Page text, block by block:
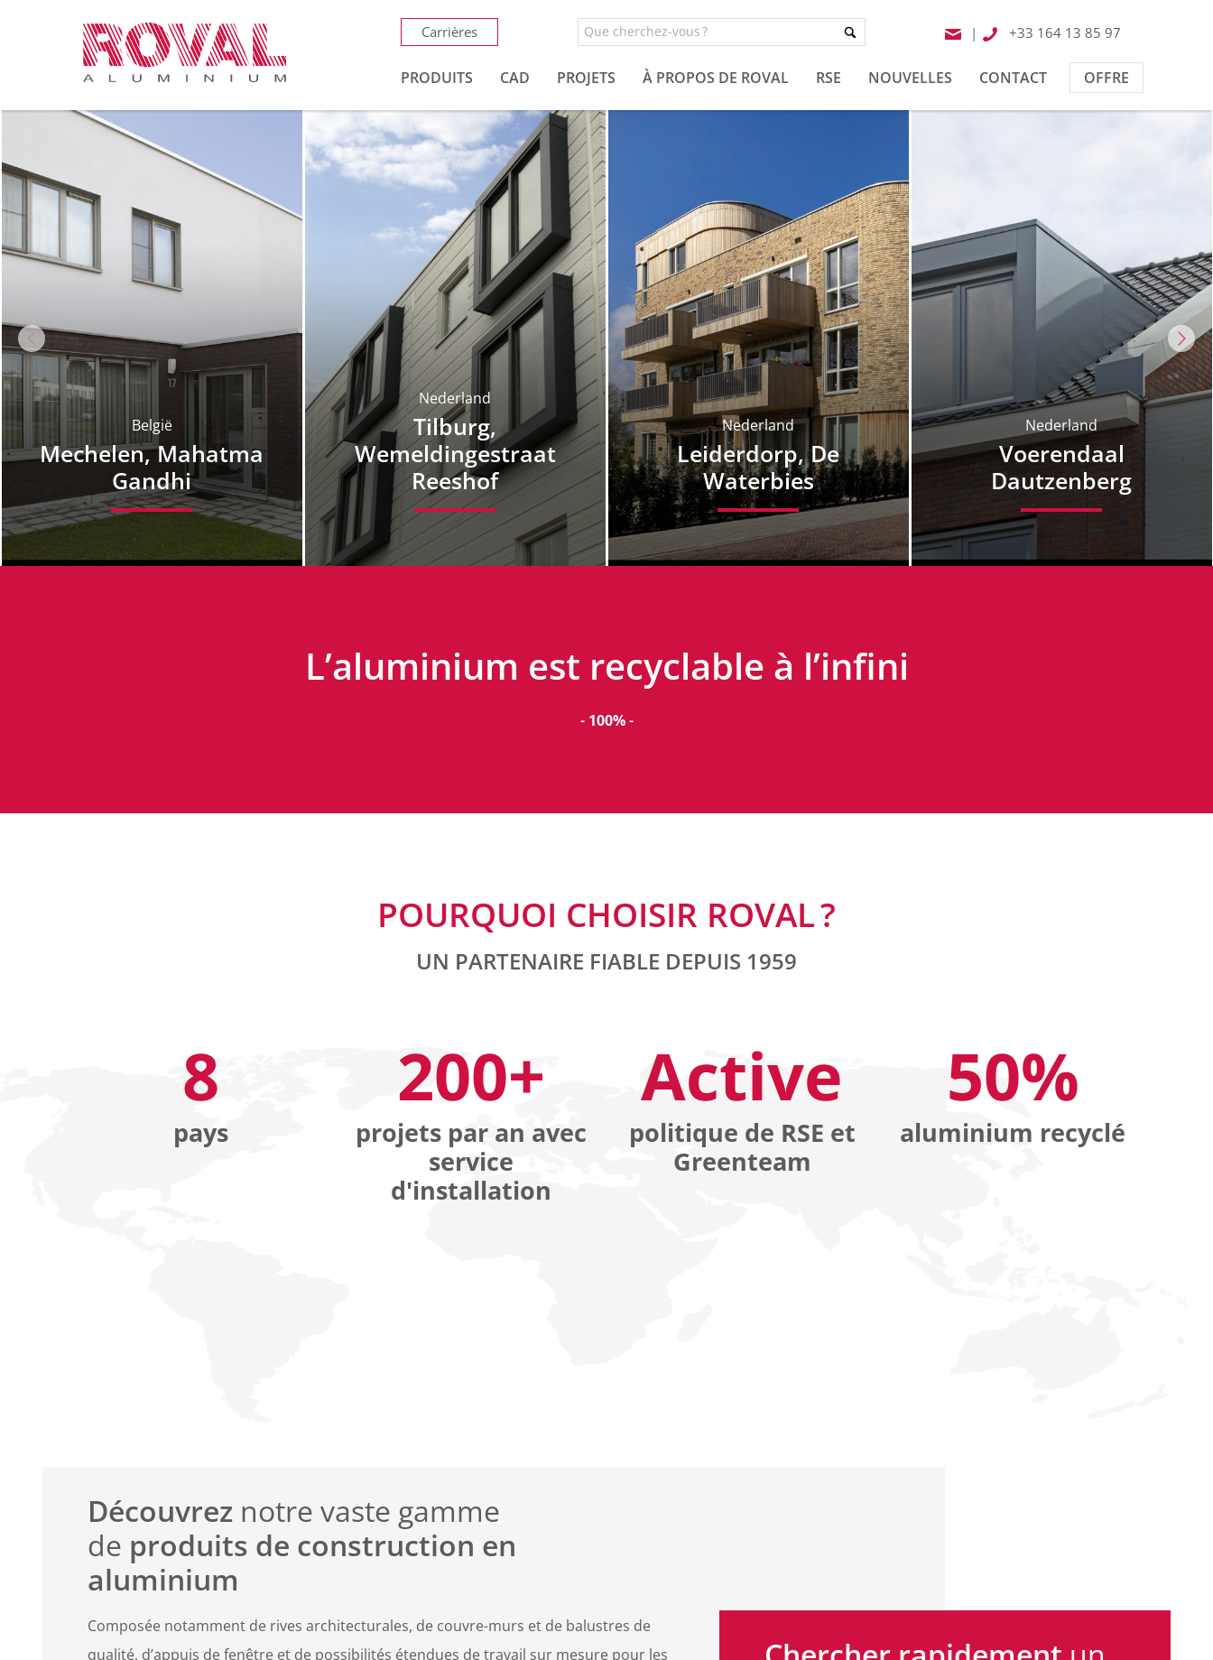
Carrières | +33 164 13 85 97
PRODUITS CAD PROJETS À PROPOS DE ROVAL RSE NOUVELLES CONTACT OFFRE
België
Mechelen, Mahatma
Gandhi
Nederland
Tilburg,
Wemeldingestraat
Reeshof
Nederland
Leiderdorp, De
Waterbies
Nederland
Voerendaal
Dautzenberg
L’aluminium est recyclable à l’infini
- 100%-
POURQUOI CHOISIR ROVAL ?
UN PARTENAIRE FIABLE DEPUIS 1959
8
pays
200+
projets par an avec
service
d'installation
Active
politique de RSE et
Greenteam
50%
aluminium recyclé
Découvrez notre vaste gamme
de produits de construction en
aluminium
Composée notamment de rives architecturales, de couvre-murs et de balustres de
qualité, d’appuis de fenêtre et de possibilités étendues de travail sur mesure pour les